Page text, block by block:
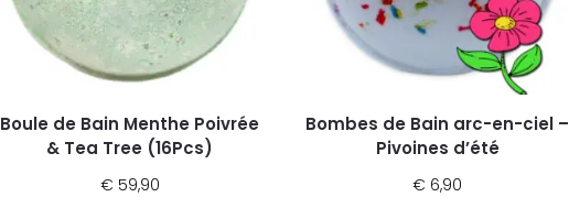
Boule de Bain Menthe Poivrée
& Tea Tree (16Pcs)
€ 59,90
Bombes de Bain arc-en-ciel –
Pivoines d’été
€ 6,90